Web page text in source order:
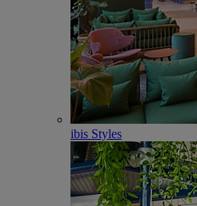
ibis Styles